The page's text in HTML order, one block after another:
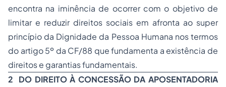
encontra na iminência de ocorrer com o objetivo de
limitar e reduzir direitos sociais em afronta ao super
princípio da Dignidade da Pessoa Humana nos termos
do artigo 5º da CF/88 que fundamenta a existência de
direitos e garantias fundamentais.
2 DO DIREITO À CONCESSÃO DA APOSENTADORIA